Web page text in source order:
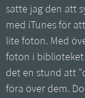
satte jag den att
med iTunes för
lite foton. Med
foton i biblioteket
det en stund att
föra över dem.